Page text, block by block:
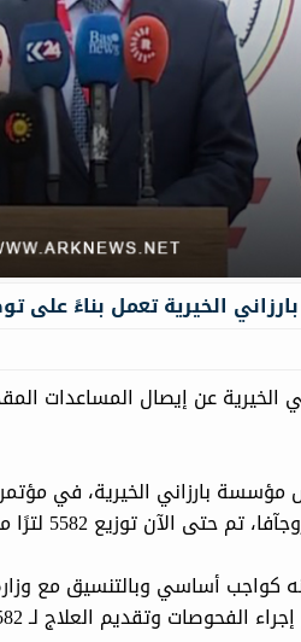
الخيرية تعمل بناءً على
الخيرية عن إيصال المساعدات
الآن توزيع 5582 لترًا من الوقود.
كواجب أساسي وبالتنسيق مع
وتقديم العلاج لـ 5582 شخصاً.